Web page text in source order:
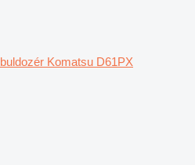
buldozér Komatsu D61PX